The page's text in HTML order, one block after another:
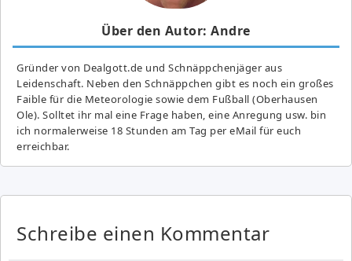
Über den Autor: Andre
Gründer von Dealgott.de und Schnäppchenjäger aus
Leidenschaft. Neben den Schnäppchen gibt es noch ein großes
Fai­ble für die Meteorologie sowie dem Fußball (Oberhausen
Ole). Solltet ihr mal eine Frage haben, eine Anregung usw. bin
ich normalerweise 18 Stunden am Tag per eMail für euch
erreichbar.
Schreibe einen Kommentar